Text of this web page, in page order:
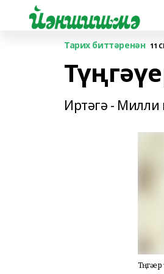
Тарих биттәренән 11
Иртәгә - Милли